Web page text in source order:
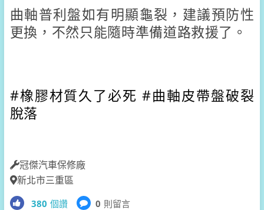
曲軸普利盤如有明顯龜裂，建議預防性
更換，不然只能隨時準備道路救援了。
#橡膠材質久了必死 #曲軸皮帶盤破裂
脫落
冠傑汽車保修廠
新北市三重區
380 個讚 0 則留言